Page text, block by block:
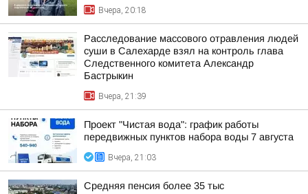
Вчера, 20:18
Расследование массового отравления людей
суши в Салехарде взял на контроль глава
Следственного комитета Александр
Бастрыкин
Вчера, 21:39
Проект "Чистая вода": график работы
передвижных пунктов набора воды 7 августа
Вчера, 21:03
Средняя пенсия более 35 тыс